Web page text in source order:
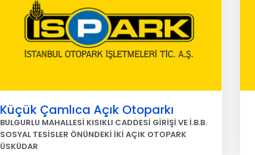
Küçük Çamlıca Açık Otoparkı
BULGURLU MAHALLESİ KISIKLI CADDESİ GİRİŞİ VE İ.B.B.
SOSYAL TESİSLER ÖNÜNDEKİ İKİ AÇIK OTOPARK
ÜSKÜDAR